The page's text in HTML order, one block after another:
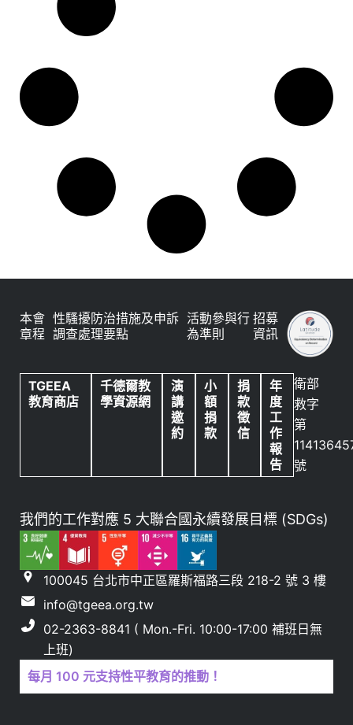
本會
章程
性騷擾防治措施及申訴
調查處理要點
活動參與行
為準則
招募
資訊
TGEEA
教育商店
千德爾教
學資源網
演
講
邀
約
小
額
捐
款
捐
款
徵
信
年
度
工
作
報
告
衛部
救字
第
號
我們的工作對應 5 大聯合國永續發展目標 (SDGs)
100045 台北市中正區羅斯福路三段 218-2 號 3 樓
info@tgeea.org.tw
02-2363-8841 ( Mon.-Fri. 10:00-17:00 補班日無
上班)
每月 100 元支持性平教育的推動！